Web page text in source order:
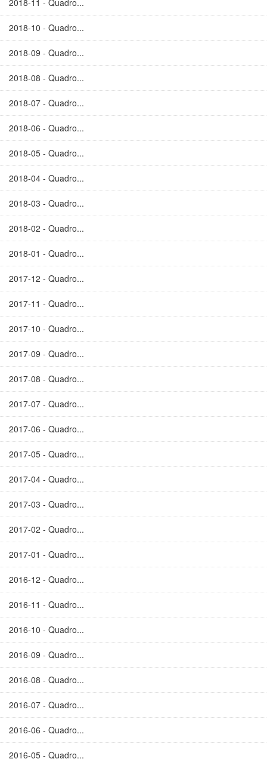
2018-11 - Quadro...
2018-10 - Quadro...
2018-09 - Quadro...
2018-08 - Quadro...
2018-07 - Quadro...
2018-06 - Quadro...
2018-05 - Quadro...
2018-04 - Quadro...
2018-03 - Quadro...
2018-02 - Quadro...
2018-01 - Quadro...
2017-12 - Quadro...
2017-11 - Quadro...
2017-10 - Quadro...
2017-09 - Quadro...
2017-08 - Quadro...
2017-07 - Quadro...
2017-06 - Quadro...
2017-05 - Quadro...
2017-04 - Quadro...
2017-03 - Quadro...
2017-02 - Quadro...
2017-01 - Quadro...
2016-12 - Quadro...
2016-11 - Quadro...
2016-10 - Quadro...
2016-09 - Quadro...
2016-08 - Quadro...
2016-07 - Quadro...
2016-06 - Quadro...
2016-05 - Quadro...